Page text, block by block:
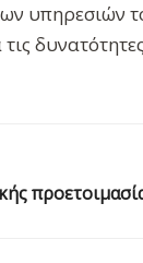
υπηρεσιών